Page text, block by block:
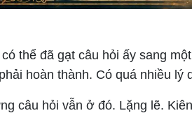
thể đã gạt câu hỏi ấy sang
hoàn thành. Có quá nhiều lý
câu hỏi vẫn ở đó. Lặng lẽ.